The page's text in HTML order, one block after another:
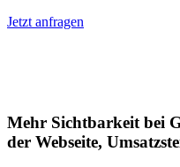
Jetzt anfragen
Mehr Sichtbarkeit bei
der Webseite,